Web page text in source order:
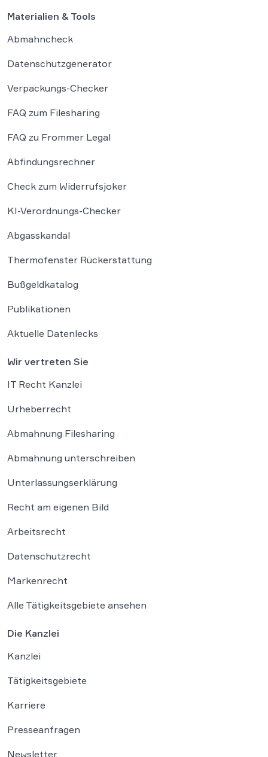
Materialien & Tools
Abmahncheck
Datenschutzgenerator
Verpackungs-Checker
FAQ zum Filesharing
FAQ zu Frommer Legal
Abfindungsrechner
Check zum Widerrufsjoker
KI-Verordnungs-Checker
Abgasskandal
Thermofenster Rückerstattung
Bußgeldkatalog
Publikationen
Aktuelle Datenlecks
Wir vertreten Sie
IT Recht Kanzlei
Urheberrecht
Abmahnung Filesharing
Abmahnung unterschreiben
Unterlassungserklärung
Recht am eigenen Bild
Arbeitsrecht
Datenschutzrecht
Markenrecht
Alle Tätigkeitsgebiete ansehen
Die Kanzlei
Kanzlei
Tätigkeitsgebiete
Karriere
Presseanfragen
Newsletter